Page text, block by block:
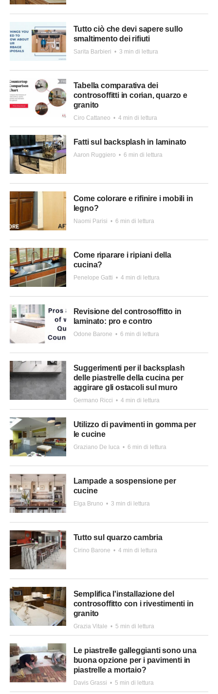
Tutto ciò che devi sapere sullo
smaltimento dei rifiuti
Sarita Barbieri • 3 min di lettura
Tabella comparativa dei
controsoffitti in corian, quarzo e
granito
Ciro Cattaneo • 4 min di lettura
Fatti sul backsplash in laminato
Aaron Ruggiero • 6 min di lettura
Come colorare e rifinire i mobili in
legno?
Naomi Parisi • 6 min di lettura
Come riparare i ripiani della
cucina?
Penelope Gatti • 4 min di lettura
Revisione del controsoffitto in
laminato: pro e contro
Odone Barone • 6 min di lettura
Suggerimenti per il backsplash
delle piastrelle della cucina per
aggirare gli ostacoli sul muro
Germano Ricci • 4 min di lettura
Utilizzo di pavimenti in gomma per
le cucine
Graziano De luca • 6 min di lettura
Lampade a sospensione per
cucine
Elga Bruno • 3 min di lettura
Tutto sul quarzo cambria
Cirino Barone • 4 min di lettura
Semplifica l'installazione del
controsoffitto con i rivestimenti in
granito
Grazia Vitale • 5 min di lettura
Le piastrelle galleggianti sono una
buona opzione per i pavimenti in
piastrelle a mortaio?
Davis Grassi • 5 min di lettura